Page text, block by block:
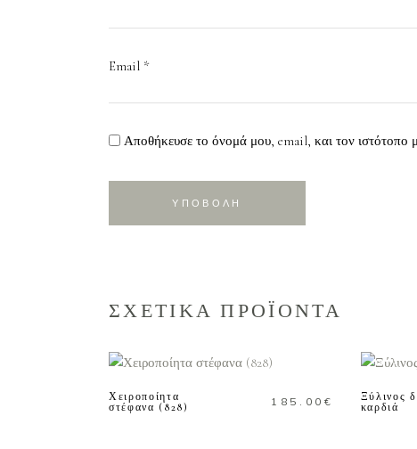
Email *
Αποθήκευσε το όνομά μου, email, και τον ιστότοπο
ΣΧΕΤΙΚΑ ΠΡΟΪΟΝΤΑ
Χειροποίητα
στέφανα (828)
185.00 €
Ξύλινος
καρδιά